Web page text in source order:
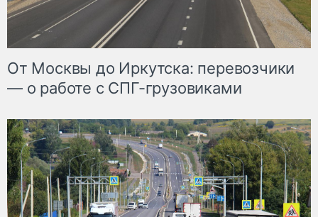
От Москвы до Иркутска: перевозчики
— о работе с СПГ-грузовиками